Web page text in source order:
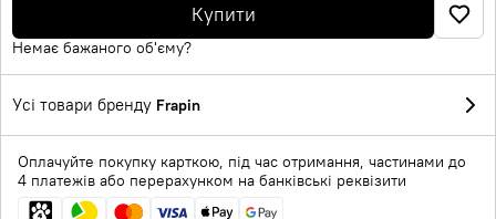
Купити
Немає бажаного об'єму?
Усі товари бренду Frapin
Оплачуйте покупку карткою, під час отримання, частинами до
4 платежів або перерахунком на банківські реквізити